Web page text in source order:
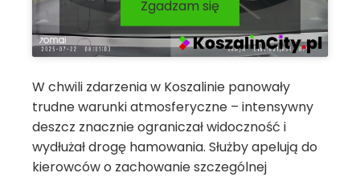
Zgadzam się
W chwili zdarzenia w Koszalinie panowały
trudne warunki atmosferyczne – intensywny
deszcz znacznie ograniczał widoczność i
wydłużał drogę hamowania. Służby apelują do
kierowców o zachowanie szczególnej